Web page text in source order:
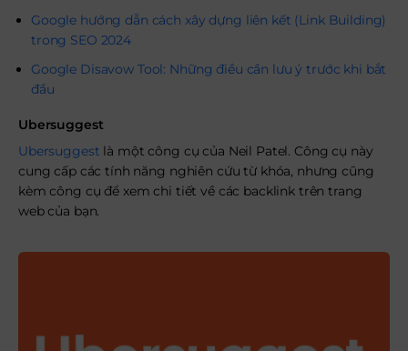
Google hướng dẫn cách xây dựng liên kết (Link Building)
trong SEO 2024
Google Disavow Tool: Những điều cần lưu ý trước khi bắt
đầu
Ubersuggest
Ubersuggest là một công cụ của Neil Patel. Công cụ này
cung cấp các tính năng nghiên cứu từ khóa, nhưng cũng
kèm công cụ để xem chi tiết về các backlink trên trang
web của bạn.